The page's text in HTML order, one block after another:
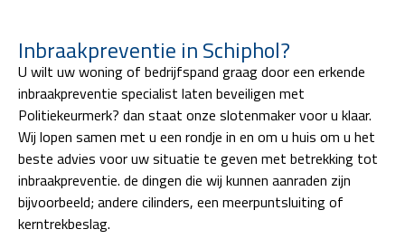
Inbraakpreventie in Schiphol?
U wilt uw woning of bedrijfspand graag door een erkende
inbraakpreventie specialist laten beveiligen met
Politiekeurmerk? dan staat onze slotenmaker voor u klaar.
Wij lopen samen met u een rondje in en om u huis om u het
beste advies voor uw situatie te geven met betrekking tot
inbraakpreventie. de dingen die wij kunnen aanraden zijn
bijvoorbeeld; andere cilinders, een meerpuntsluiting of
kerntrekbeslag.